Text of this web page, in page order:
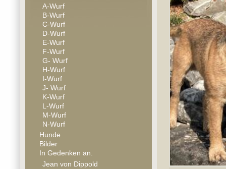
A-Wurf
B-Wurf
C-Wurf
D-Wurf
E-Wurf
F-Wurf
G- Wurf
H-Wurf
I-Wurf
J- Wurf
K-Wurf
L-Wurf
M-Wurf
N-Wurf
Hunde
Bilder
In Gedenken an.
Jean von Dippold